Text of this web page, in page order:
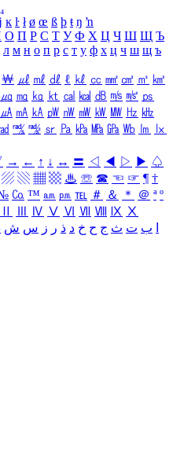
₄
ĸ ŀ ł ø œ ß þ ŧ ŋ ŉ
О П Р С Т У Ф Х Ц Ч Ш Щ Ъ
л м н о п р с т у ф х ц ч ш щ ъ
￦ ㎕ ㎖ ㎗ ℓ ㎘ ㏄ ㎣ ㎤ ㎥ ㎦
㎍ ㎎ ㎏ ㏏ ㎈ ㎉ ㏈ ㎧ ㎨ ㎰
㎂ ㎃ ㎄ ㎺ ㎻ ㎽ ㎾ ㎿ ㎐ ㎑
㎮ ㎯ ㏛ ㎩ ㎪ ㎫ ㎬ ㏝ ㏐
㏓
→ ← ↑ ↓ ↔ 〓 ◁ ◀ ▷ ▶ ♤
▨ ▧ ▦ ▩ ♨ ☏ ☎ ☜ ☞ ¶ †
㏇ ™ ㏂ ㏘ ℡ ＃ ＆ ＊ ＠ ª º
Ⅳ Ⅴ Ⅵ Ⅶ Ⅷ Ⅸ Ⅹ
ب ت ث ج ح خ د ذ ر ز س ش